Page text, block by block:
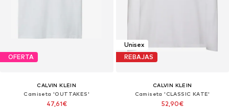
OFERTA
CALVIN KLEIN
Camiseta 'OUTTAKES'
47,61€
Unisex
REBAJAS
CALVIN KLEIN
Camiseta 'CLASSIC KATE'
52,90€